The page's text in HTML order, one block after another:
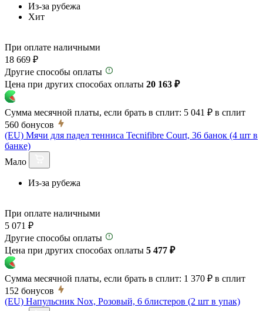
Из-за рубежа
Хит
При оплате наличными
18 669 ₽
Другие способы оплаты
Цена при других способах оплаты 20 163 ₽
Сумма месячной платы, если брать в сплит: 5 041 ₽ в сплит
560 бонусов
(EU) Мячи для падел тенниса Tecnifibre Court, 36 банок (4 шт в
банке)
Мало
Из-за рубежа
При оплате наличными
5 071 ₽
Другие способы оплаты
Цена при других способах оплаты 5 477 ₽
Сумма месячной платы, если брать в сплит: 1 370 ₽ в сплит
152 бонусов
(EU) Напульсник Nox, Розовый, 6 блистеров (2 шт в упак)